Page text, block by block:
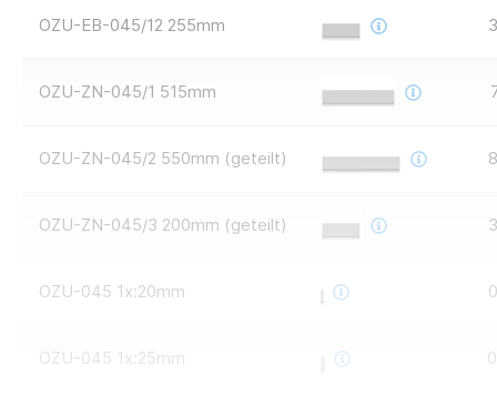
OZU-EB-045/12 255mm
OZU-ZN-045/1 515mm
OZU-ZN-045/2 550mm (geteilt)
OZU-ZN-045/3 200mm (geteilt)
OZU-045 1x:20mm
OZU-045 1x:25mm